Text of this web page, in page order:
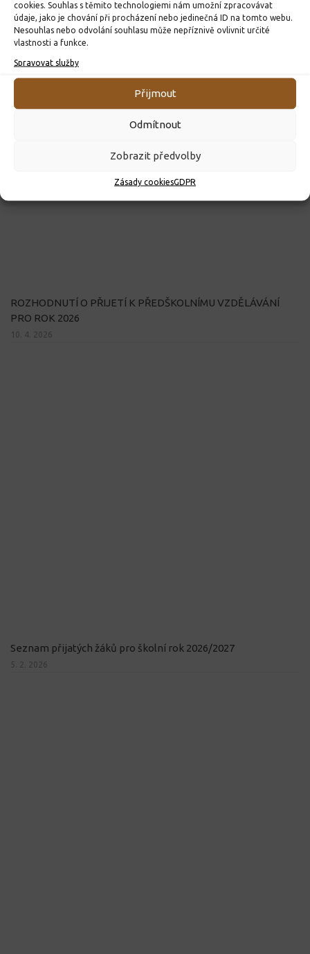
cookies. Souhlas s těmito technologiemi nám umožní zpracovávat
údaje, jako je chování při procházení nebo jedinečná ID na tomto webu.
Nesouhlas nebo odvolání souhlasu může nepříznivě ovlivnit určité
vlastnosti a funkce.
Spravovat služby
Přijmout
Odmítnout
Zobrazit předvolby
Zásady cookiesGDPR
ROZHODNUTÍ O PŘIJETÍ K PŘEDŠKOLNÍMU VZDĚLÁVÁNÍ
PRO ROK 2026
10. 4. 2026
Seznam přijatých žáků pro školní rok 2026/2027
5. 2. 2026